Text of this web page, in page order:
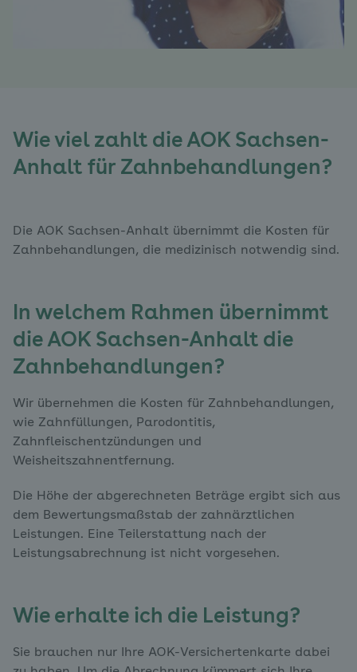
Wie viel zahlt die AOK Sachsen-
Anhalt für Zahnbehandlungen?
Die AOK Sachsen-Anhalt übernimmt die Kosten für
Zahnbehandlungen, die medizinisch notwendig sind.
In welchem Rahmen übernimmt
die AOK Sachsen-Anhalt die
Zahnbehandlungen?
Wir übernehmen die Kosten für Zahnbehandlungen,
wie Zahnfüllungen, Parodontitis,
Zahnfleischentzündungen und
Weisheitszahnentfernung.
Die Höhe der abgerechneten Beträge ergibt sich aus
dem Bewertungsmaßstab der zahnärztlichen
Leistungen. Eine Teilerstattung nach der
Leistungsabrechnung ist nicht vorgesehen.
Wie erhalte ich die Leistung?
Sie brauchen nur Ihre AOK-Versichertenkarte dabei